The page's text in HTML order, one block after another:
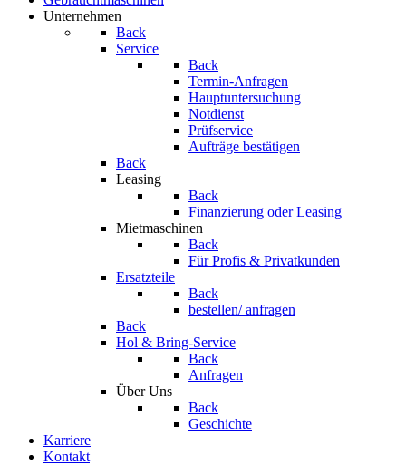
Unternehmen
Back
Service
Back
Termin-Anfragen
Hauptuntersuchung
Notdienst
Prüfservice
Aufträge bestätigen
Back
Leasing
Back
Finanzierung oder Leasing
Mietmaschinen
Back
Für Profis & Privatkunden
Ersatzteile
Back
bestellen/ anfragen
Back
Hol & Bring-Service
Back
Anfragen
Über Uns
Back
Geschichte
Karriere
Kontakt